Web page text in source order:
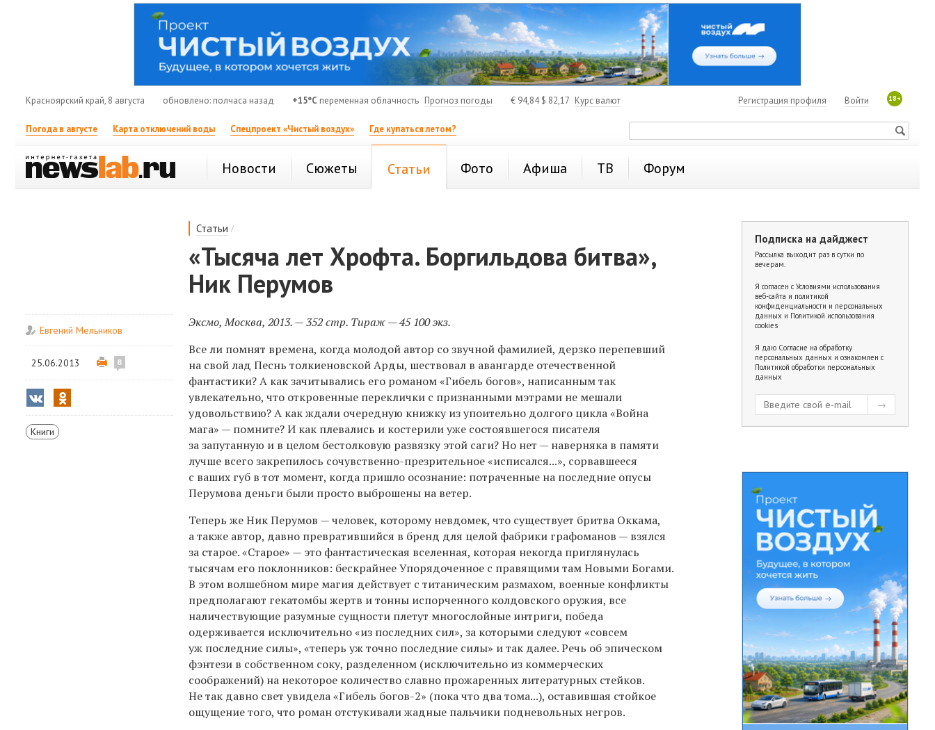
Красноярский край, 8 августа обновлено: полчаса назад +15°C переменная облачность Прогноз погоды € 94,84$ 82,17 Курс валют 18+
Войти
Регистрация профиля
Погода в августе Карта отключений воды Спецпроект «Чистый воздух» Где купаться летом?
Новости Сюжеты Статьи Фото Афиша ТВ Форум
Статьи /
«Тысяча лет Хрофта. Боргильдова битва»,
Ник Перумов
Евгений Мельников
25.06.2013 8
Книги
Эксмо, Москва, 2013. — 352 стр. Тираж — 45 100 экз.
Все ли помнят времена, когда молодой автор со звучной фамилией, дерзко перепевший
на свой лад Песнь толкиеновской Арды, шествовал в авангарде отечественной
фантастики? А как зачитывались его романом «Гибель богов», написанным так
увлекательно, что откровенные переклички с признанными мэтрами не мешали
удовольствию? А как ждали очередную книжку из упоительно долгого цикла «Война
мага» — помните? И как плевались и костерили уже состоявшегося писателя
за запутанную и в целом бестолковую развязку этой саги? Но нет — наверняка в памяти
лучше всего закрепилось сочувственно-презрительное «исписался...», сорвавшееся
с ваших губ в тот момент, когда пришло осознание: потраченные на последние опусы
Перумова деньги были просто выброшены на ветер.
Теперь же Ник Перумов — человек, которому невдомек, что существует бритва Оккама,
а также автор, давно превратившийся в бренд для целой фабрики графоманов — взялся
за старое. «Старое» — это фантастическая вселенная, которая некогда приглянулась
тысячам его поклонников: бескрайнее Упорядоченное с правящими там Новыми Богами.
В этом волшебном мире магия действует с титаническим размахом, военные конфликты
предполагают гекатомбы жертв и тонны испорченного колдовского оружия, все
наличествующие разумные сущности плетут многослойные интриги, победа
одерживается исключительно «из последних сил», за которыми следуют «совсем
уж последние силы», «теперь уж точно последние силы» и так далее. Речь об эпическом
фэнтези в собственном соку, разделенном (исключительно из коммерческих
соображений) на некоторое количество славно прожаренных литературных стейков.
Не так давно свет увидела «Гибель богов-2» (пока что два тома...), оставившая стойкое
ощущение того, что роман отстукивали жадные пальчики подневольных негров.
Подписка на дайджест
Рассылка выходит раз в сутки по
вечерам.
Я согласен с Условиями использования
веб-сайта и политикой
конфиденциальности и персональных
данных и Политикой использования
cookies
Я даю Согласие на обработку
персональных данных и ознакомлен с
Политикой обработки персональных
данных